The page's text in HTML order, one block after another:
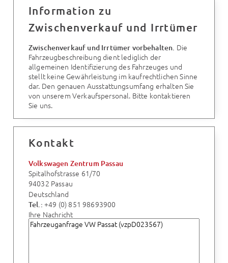
Information zu
Zwischenverkauf und Irrtümer
Zwischenverkauf und Irrtümer vorbehalten. Die
Fahrzeugbeschreibung dient lediglich der
allgemeinen Identifizierung des Fahrzeuges und
stellt keine Gewährleistung im kaufrechtlichen Sinne
dar. Den genauen Ausstattungsumfang erhalten Sie
von unserem Verkaufspersonal. Bitte kontaktieren
Sie uns.
Kontakt
Volkswagen Zentrum Passau
Spitalhofstrasse 61/70
94032 Passau
Deutschland
Tel.: +49 (0) 851 98693900
Ihre Nachricht